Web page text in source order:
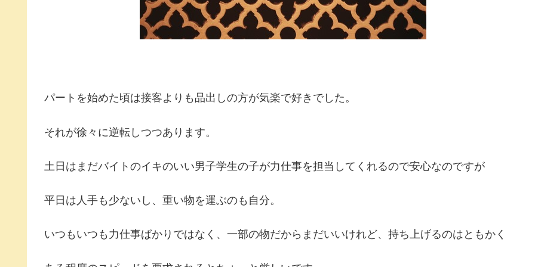
パートを始めた頃は接客よりも品出しの方が気楽で好きでした。
それが徐々に逆転しつつあります。
土日はまだバイトのイキのいい男子学生の子が力仕事を担当してくれるので安心なのですが
平日は人手も少ないし、重い物を運ぶのも自分。
いつもいつも力仕事ばかりではなく、一部の物だからまだいいけれど、持ち上げるのはともかく